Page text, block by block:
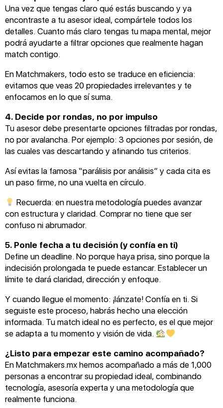
Una vez que tengas claro qué estás buscando y ya
encontraste a tu asesor ideal, compártele todos los
detalles. Cuanto más claro tengas tu mapa mental, mejor
podrá ayudarte a filtrar opciones que realmente hagan
match contigo.
En Matchmakers, todo esto se traduce en eficiencia:
evitamos que veas 20 propiedades irrelevantes y te
enfocamos en lo que sí suma.
4. Decide por rondas, no por impulso
Tu asesor debe presentarte opciones filtradas por rondas,
no por avalancha. Por ejemplo: 3 opciones por sesión, de
las cuales vas descartando y afinando tus criterios.
Así evitas la famosa “parálisis por análisis” y cada cita es
un paso firme, no una vuelta en círculo.
Recuerda: en nuestra metodología puedes avanzar
con estructura y claridad. Comprar no tiene que ser
confuso ni abrumador.
5. Ponle fecha a tu decisión (y confía en ti)
Define un deadline. No porque haya prisa, sino porque la
indecisión prolongada te puede estancar. Establecer un
límite te dará claridad, dirección y enfoque.
Y cuando llegue el momento: ¡lánzate! Confía en ti. Si
seguiste este proceso, habrás hecho una elección
informada. Tu match ideal no es perfecto, es el que mejor
se adapta a tu momento y visión de vida.
¿Listo para empezar este camino acompañado?
En Matchmakers.mx hemos acompañado a más de 1,000
personas a encontrar su propiedad ideal, combinando
tecnología, asesoría experta y una metodología que
realmente funciona.